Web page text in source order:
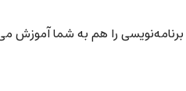
برنامه‌نویسی را هم به شما آموزش